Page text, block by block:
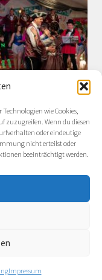
wie Cookies,
zuzugreifen. Wenn du diesen
oder eindeutige
nicht erteilst oder
beeinträchtigt werden.
Impressum